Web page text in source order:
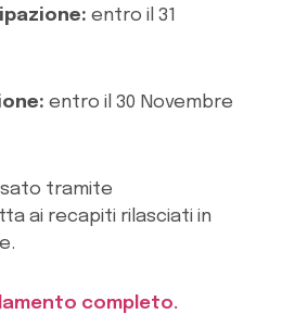
entro il 31
entro il 30 Novembre
tramite
ai recapiti rilasciati in
completo.